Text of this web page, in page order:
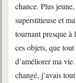
Photos et vidéoscope
Galerie
chance. Plus
superstitieuse et
tournant presque à
ces objets, que
d’améliorer ma
changé, j’avais